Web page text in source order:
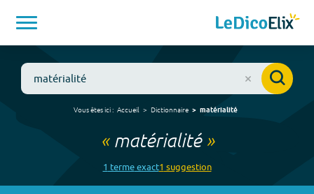
Vous êtes ici : Accueil Dictionnaire matérialité
« matérialité»
1 termeexact1 suggestion